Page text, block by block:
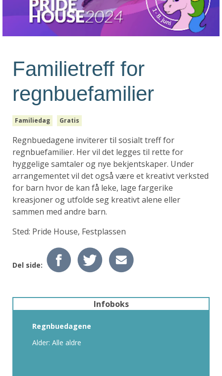
Familietreff for
regnbuefamilier
Familiedag Gratis
Regnbuedagene inviterer til sosialt treff for
regnbuefamilier. Her vil det legges til rette for
hyggelige samtaler og nye bekjentskaper. Under
arrangementet vil det også være et kreativt verksted
for barn hvor de kan få leke, lage fargerike
kreasjoner og utfolde seg kreativt alene eller
sammen med andre barn.
Sted: Pride House, Festplassen
Del side:
Infoboks
Regnbuedagene
Alder: Alle aldre